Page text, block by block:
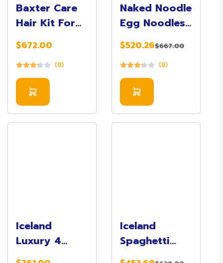
Baxter Care
Hair Kit For
Bearded
Mens
$672.00
(8)
Naked Noodle
Egg Noodles
Singapore
$520.26$667.00
(8)
Iceland
Luxury 4
Panini Rolls
Iceland
Spaghetti
Bolognese